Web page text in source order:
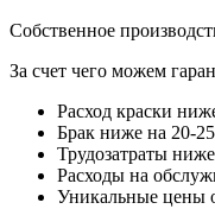
Собственное
За счет чего можем
Расход краски
Брак ниже на 20-
Трудозатраты
Расходы на
Уникальные цены